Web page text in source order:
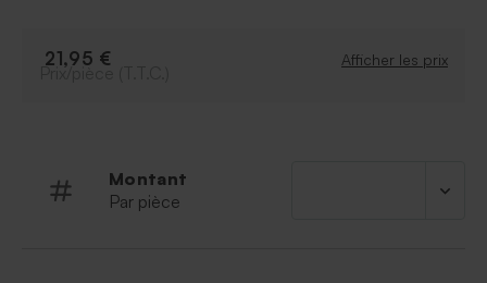
votre plus belle photo et prénom.
Personnalisation sur l'étiquette fournie
50h de combustion
21,95 € Afficher les prix
Montant
Par pièce